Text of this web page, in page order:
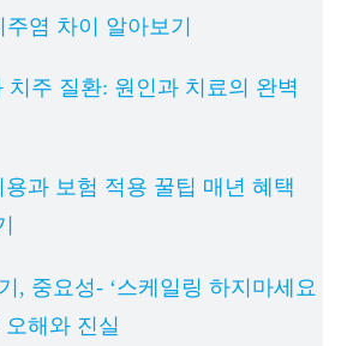
염 차이 알아보기
주 질환: 원인과 치료의 완벽
과 보험 적용 꿀팁 매년 혜택
, 중요성- ‘스케일링 하지마세요
오해와 진실